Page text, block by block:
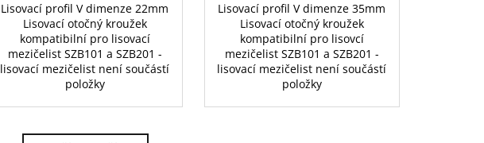
Lisovací profil V dimenze 22mm
Lisovací otočný kroužek
kompatibilní pro lisovací
mezičelist SZB101 a SZB201 -
lisovací mezičelist není součástí
položky
Lisovací profil V dimenze 35mm
Lisovací otočný kroužek
kompatibilní pro lisovcí
mezičelist SZB101 a SZB201 -
lisovací mezičelist není součástí
položky